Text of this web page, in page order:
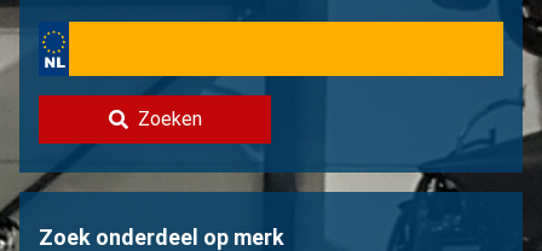
Over ons
Contact
Volvo verkopen?
Niet gevonden?
Zoeken
Zoek onderdeel op merk